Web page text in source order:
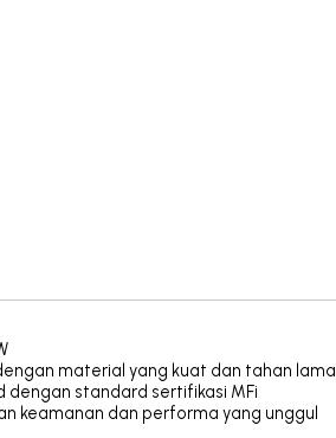
material yang kuat dan tahan lama
dengan standard sertifikasi MFi
keamanan dan performa yang unggul